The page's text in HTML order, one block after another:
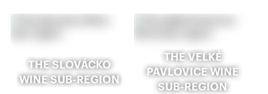
THE SLOVÁCKO
WINE SUB-REGION
THE VELKÉ
PAVLOVICE WINE
SUB-REGION